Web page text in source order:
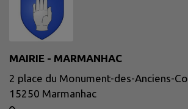
MAIRIE - MARMANHAC
2 place du Monument-des-Anciens-
15250 Marmanhac